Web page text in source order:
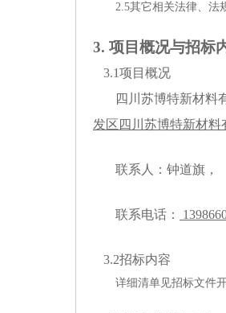
2.5其它相关法律、法
3. 项目概况与招标
3.1项目概况
四川苏博特新材料
发区四川苏博特新材料
联系人： 钟道旗 ，
联系电话：
3.2招标内容
详细清单 见招标文件